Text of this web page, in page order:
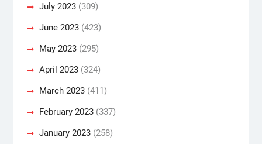
July 2023(309)
June 2023(423)
May 2023(295)
April 2023(324)
March 2023(411)
February 2023(337)
January 2023(258)